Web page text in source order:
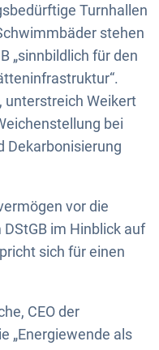
Turnhallen
stehen
„sinnbildlich für den
unterstreich Weikert
bei
Dekarbonisierung
vor die
im Hinblick auf
sich für einen
CEO der
„Energiewende als